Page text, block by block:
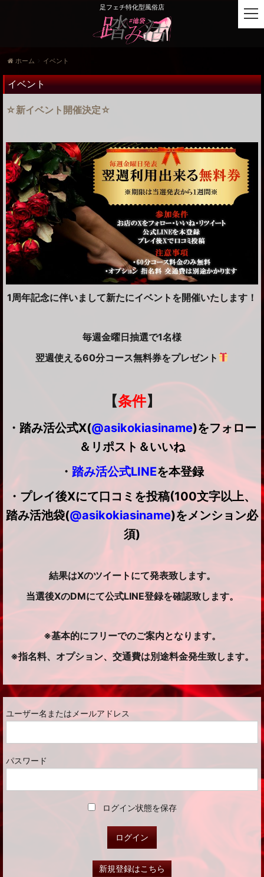
足フェチ特化型風俗店
ホーム イベント
イベント
☆新イベント開催決定☆
1周年記念に伴いまして新たにイベントを開催いたします！
毎週金曜日抽選で1名様
翌週使える60分コース無料券をプレゼント
【条件】
・踏み活公式X(@asikokiasiname)をフォロー
＆リポスト＆いいね
・ 踏み活公式LINEを本登録
・プレイ後Xにて口コミを投稿(100文字以上、
踏み活池袋(@asikokiasiname)をメンション必
須)
結果はXのツイートにて発表致します。
当選後XのDMにて公式LINE登録を確認致します。
※基本的にフリーでのご案内となります。
※指名料、オプション、交通費は別途料金発生致します。
ユーザー名またはメールアドレス
パスワード
ログイン状態を保存
新規登録はこちら
t
o
e